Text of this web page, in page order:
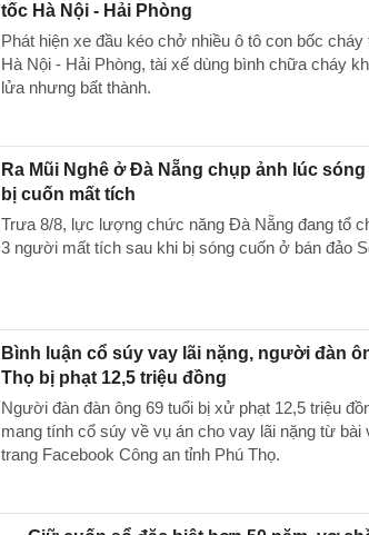
tốc Hà Nội - Hải Phòng
Phát hiện xe đầu kéo chở nhiều ô tô con bốc cháy
Hà Nội - Hải Phòng, tài xế dùng bình chữa cháy
lửa nhưng bất thành.
Ra Mũi Nghê ở Đà Nẵng chụp ảnh lúc
bị cuốn mất tích
Trưa 8/8, lực lượng chức năng Đà Nẵng đang tổ
3 người mất tích sau khi bị sóng cuốn ở bán đảo
Bình luận cổ súy vay lãi nặng, người đàn
Thọ bị phạt 12,5 triệu đồng
Người đàn đàn ông 69 tuổi bị xử phạt 12,5 triệu
mang tính cổ súy về vụ án cho vay lãi nặng từ bài
trang Facebook Công an tỉnh Phú Thọ.